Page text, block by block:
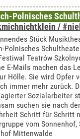
Polnisches
/
Stück
Polnisches
Teatrów
E-Mails machen das
Hölle. Sie wird Opfer
immer mehr zurück.
Sozialarbeiter
suchen sie nach
Schritt für Schritt
vom Sonnenhof,
Mittenwalde